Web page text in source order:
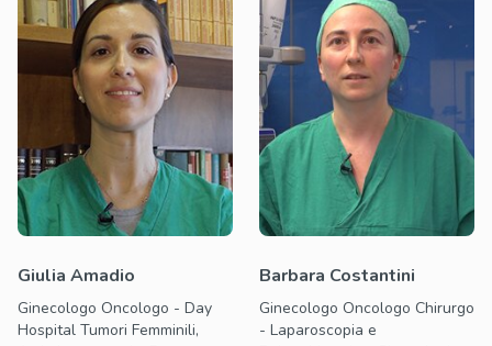
Giulia Amadio
Ginecologo Oncologo - Day
Hospital Tumori Femminili,
Barbara Costantini
Ginecologo Oncologo Chirurgo
- Laparoscopia e